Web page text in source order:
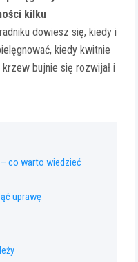
kilku
dowiesz się, kiedy i
kiedy kwitnie
bujnie się rozwijał i
co warto wiedzieć
uprawę